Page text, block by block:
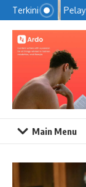
Lewati ke konten
Terkini
Main Menu